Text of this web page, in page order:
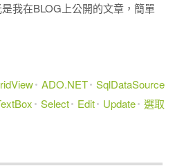
我在BLOG上公開的文章，簡單
ADO.NET SqlDataSource
Select Edit Update 選取